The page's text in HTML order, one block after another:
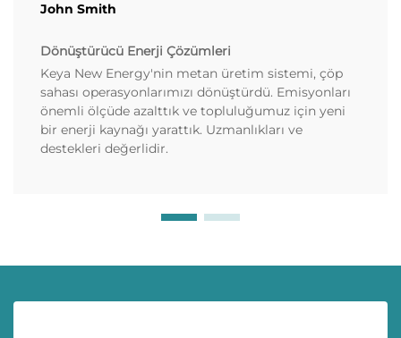
John Smith
Dönüştürücü Enerji Çözümleri
Keya New Energy'nin metan üretim sistemi, çöp
sahası operasyonlarımızı dönüştürdü. Emisyonları
önemli ölçüde azalttık ve topluluğumuz için yeni
bir enerji kaynağı yarattık. Uzmanlıkları ve
destekleri değerlidir.